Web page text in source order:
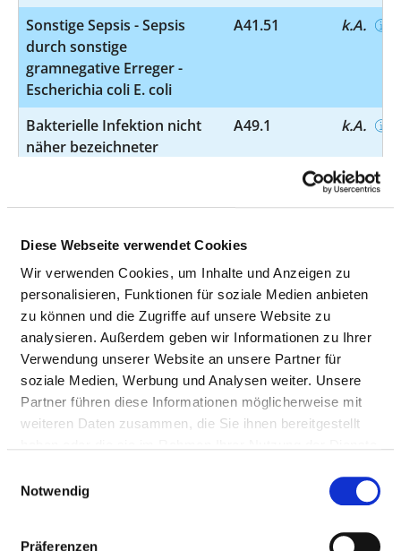
Diese Webseite verwendet Cookies
Wir verwenden Cookies, um Inhalte und Anzeigen zu
personalisieren, Funktionen für soziale Medien anbieten
zu können und die Zugriffe auf unsere Website zu
analysieren. Außerdem geben wir Informationen zu Ihrer
Verwendung unserer Website an unsere Partner für
soziale Medien, Werbung und Analysen weiter. Unsere
Partner führen diese Informationen möglicherweise mit
weiteren Daten zusammen, die Sie ihnen bereitgestellt
Notwendig
Präferenzen
Sonstige Sepsis - Sepsis
durch sonstige
gramnegative Erreger -
Escherichia coli E. coli
A41.51 k.A.
Bakterielle Infektion nicht
näher bezeichneter
Enterokokkeninfektion
Lokalisation
A49.1 k.A.
Zoster Herpes zoster -
Zoster mit Beteiligung
anderer Abschnitte des
Nervensystems
B02.2 k.A.
Bösartige Neubildung des
Knochens und des
Gelenkknorpels sonstiger
- Knochen des Hirn- und
Maxillofazial
C41.02 k.A.